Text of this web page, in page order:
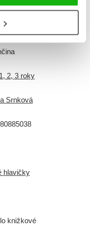
2, 3 roky
Srnková
hlavičky
knižkové